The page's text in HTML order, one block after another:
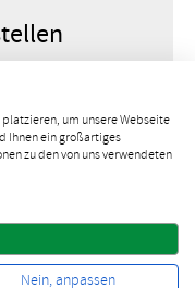
10% Rabatt sichern
um unsere Webseite
Ihnen ein großartiges
zu den von uns verwendeten
Nein, anpassen